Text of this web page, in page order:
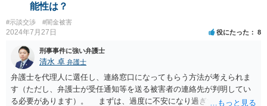
能性は？
#示談交渉 #闇金被害
2024年7月27日 役にたった 8
刑事事件に強い弁護士
清水 卓 弁護士
弁護士を代理人に選任し、連絡窓口になってもらう方法が考えられま
す（ただし、弁護士が受任通知等を送る被害者の連絡先が判明してい
る必要があります）。 まずは、過度に不安になり過ぎず、少し落ち